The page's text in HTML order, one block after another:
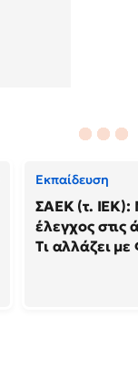
Εκπαίδευση
ΣΑΕΚ (τ. ΙΕΚ):
έλεγχος στις
Τι αλλάζει